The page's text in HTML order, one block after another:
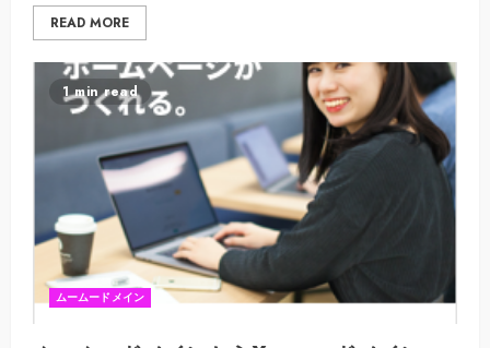
READ MORE
1 min read
ムームードメイン